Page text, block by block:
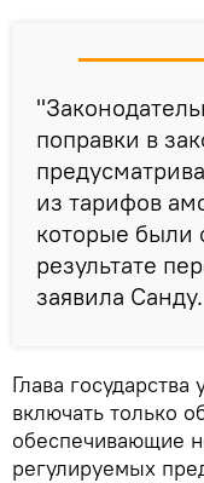
поправки в
из тарифов
которые были
результате
заявила Санду.
Глава
включать только
обеспечивающие
регулируемых